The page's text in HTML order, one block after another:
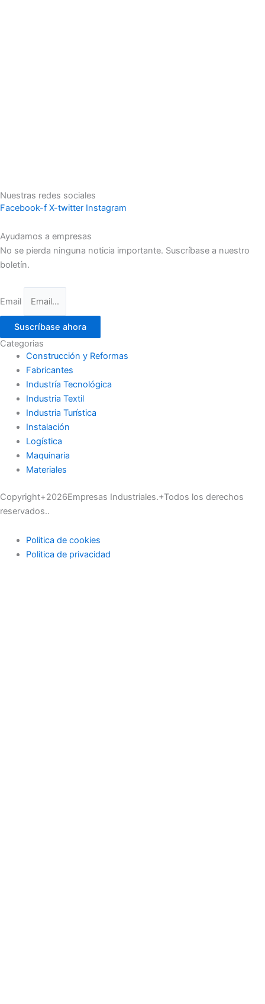
Nuestras redes sociales
Facebook-f X-twitter Instagram
Ayudamos a empresas
No se pierda ninguna noticia importante. Suscríbase a nuestro
boletín.
Email
Suscríbase ahora
Categorias
Construcción y Reformas
Fabricantes
Industría Tecnológica
Industria Textil
Industria Turística
Instalación
Logística
Maquinaria
Materiales
Copyright+2026Empresas Industriales.+Todos los derechos
reservados..
Politica de cookies
Politica de privacidad